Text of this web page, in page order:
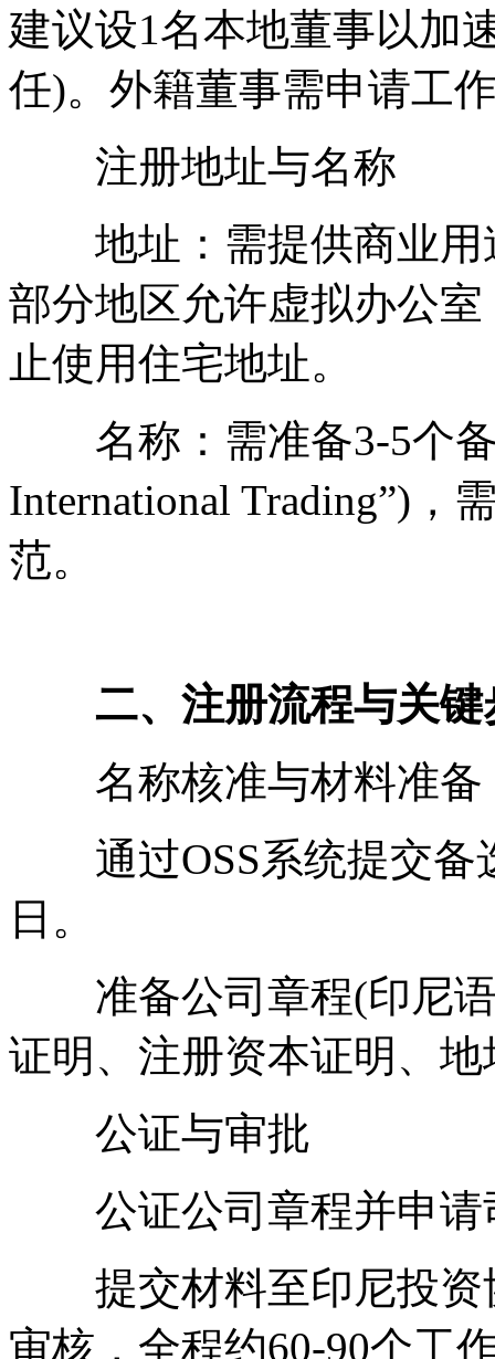
建议设1名本地董事以加
任)。外籍董事需申请工
注册地址与名称
地址：需提供商业用
部分地区允许虚拟办公
止使用住宅地址。
名称：需准备3-5个备
International Trading”)，
范。
二、注册流程与关键
名称核准与材料准备
通过OSS系统提交备
日。
准备公司章程(印尼语
证明、注册资本证明、
公证与审批
公证公司章程并申请
提交材料至印尼投资
审核，全程约60-90个工